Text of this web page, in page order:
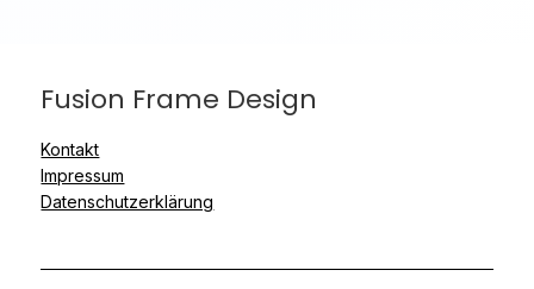
Fusion Frame Design
Kontakt
Impressum
Datenschutzerklärung